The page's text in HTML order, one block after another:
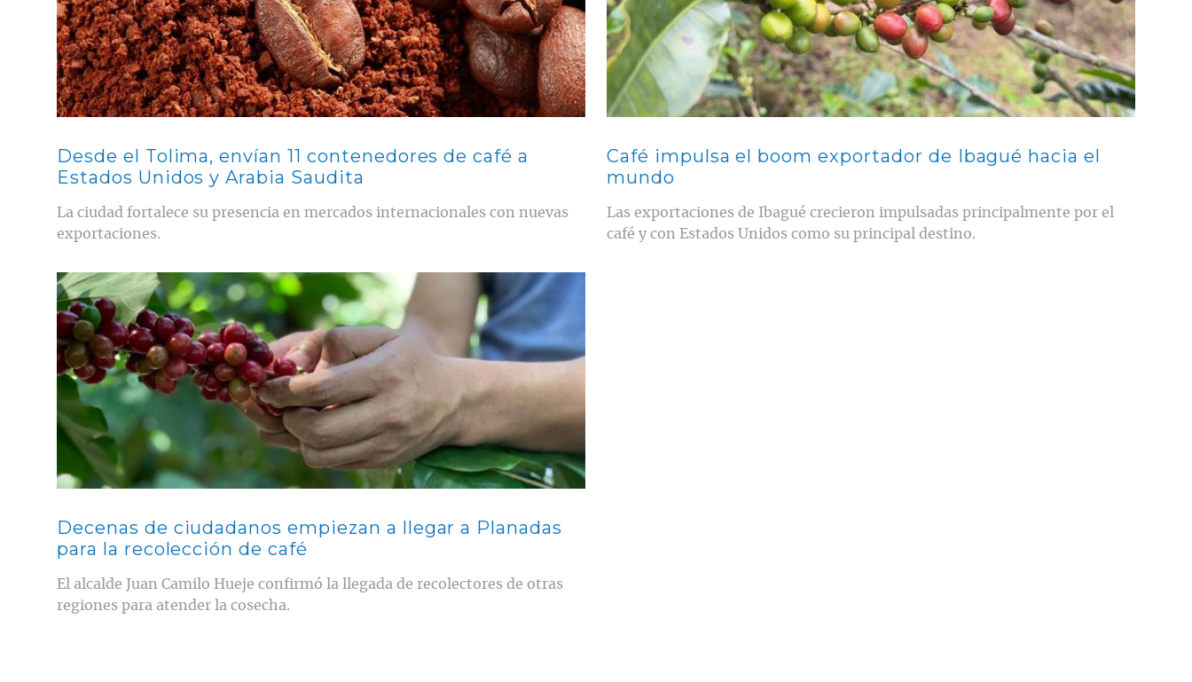
Desde el Tolima, envían 11 contenedores de café a
Estados Unidos y Arabia Saudita
La ciudad fortalece su presencia en mercados internacionales con nuevas
exportaciones.
Café impulsa el boom exportador de Ibagué hacia el
mundo
Las exportaciones de Ibagué crecieron impulsadas principalmente por el
café y con Estados Unidos como su principal destino.
Contenido multimedia principal
Decenas de ciudadanos empiezan a llegar a Planadas
para la recolección de café
El alcalde Juan Camilo Hueje confirmó la llegada de recolectores de otras
regiones para atender la cosecha.